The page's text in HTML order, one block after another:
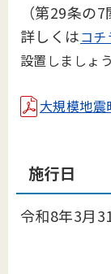
（第29条の7
詳しくはコ
設置しましょ
大規模地
施行日
令和8年3月